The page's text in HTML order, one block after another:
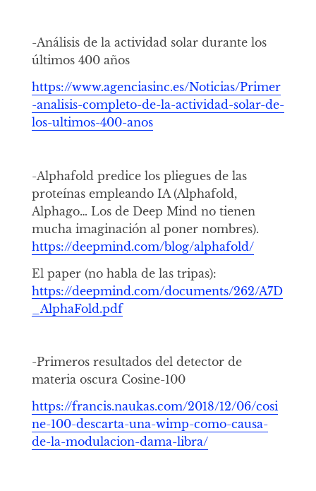
-Análisis de la actividad solar durante los
últimos 400 años
https://www.agenciasinc.es/Noticias/Primer
-analisis-completo-de-la-actividad-solar-de-
los-ultimos-400-anos
-Alphafold predice los pliegues de las
proteínas empleando IA (Alphafold,
Alphago… Los de Deep Mind no tienen
mucha imaginación al poner nombres).
https://deepmind.com/blog/alphafold/
El paper (no habla de las tripas):
https://deepmind.com/documents/262/A7D
_AlphaFold.pdf
-Primeros resultados del detector de
materia oscura Cosine-100
https://francis.naukas.com/2018/12/06/cosi
ne-100-descarta-una-wimp-como-causa-
de-la-modulacion-dama-libra/